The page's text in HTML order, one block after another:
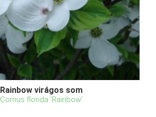
Rainbow virágos som
Cornus florida 'Rainbow'